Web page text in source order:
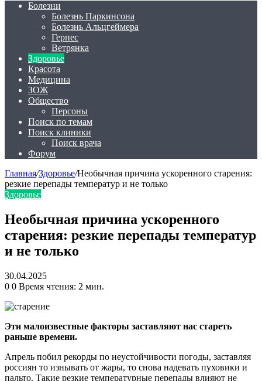
Болезни
Болезнь Паркинсона
Болезнь Альцгеймера
Герпес
Ветрянка
Здоровье
Красота
Медицина
ЗОЖ
Общество
Персоны
Поиск по темам
Поиск клиники
Поиск врача
Форум
Главная/Здоровье/Необычная причина ускоренного старения:
резкие перепады температур и не только
Здоровье
Необычная причина ускоренного
старения: резкие перепады температур
и не только
30.04.2025
0 0 Время чтения: 2 мин.
Эти малоизвестные факторы заставляют нас стареть
раньше времени.
Апрель побил рекорды по неустойчивости погоды, заставляя
россиян то изнывать от жары, то снова надевать пуховики и
пальто. Такие резкие температурные перепады влияют не